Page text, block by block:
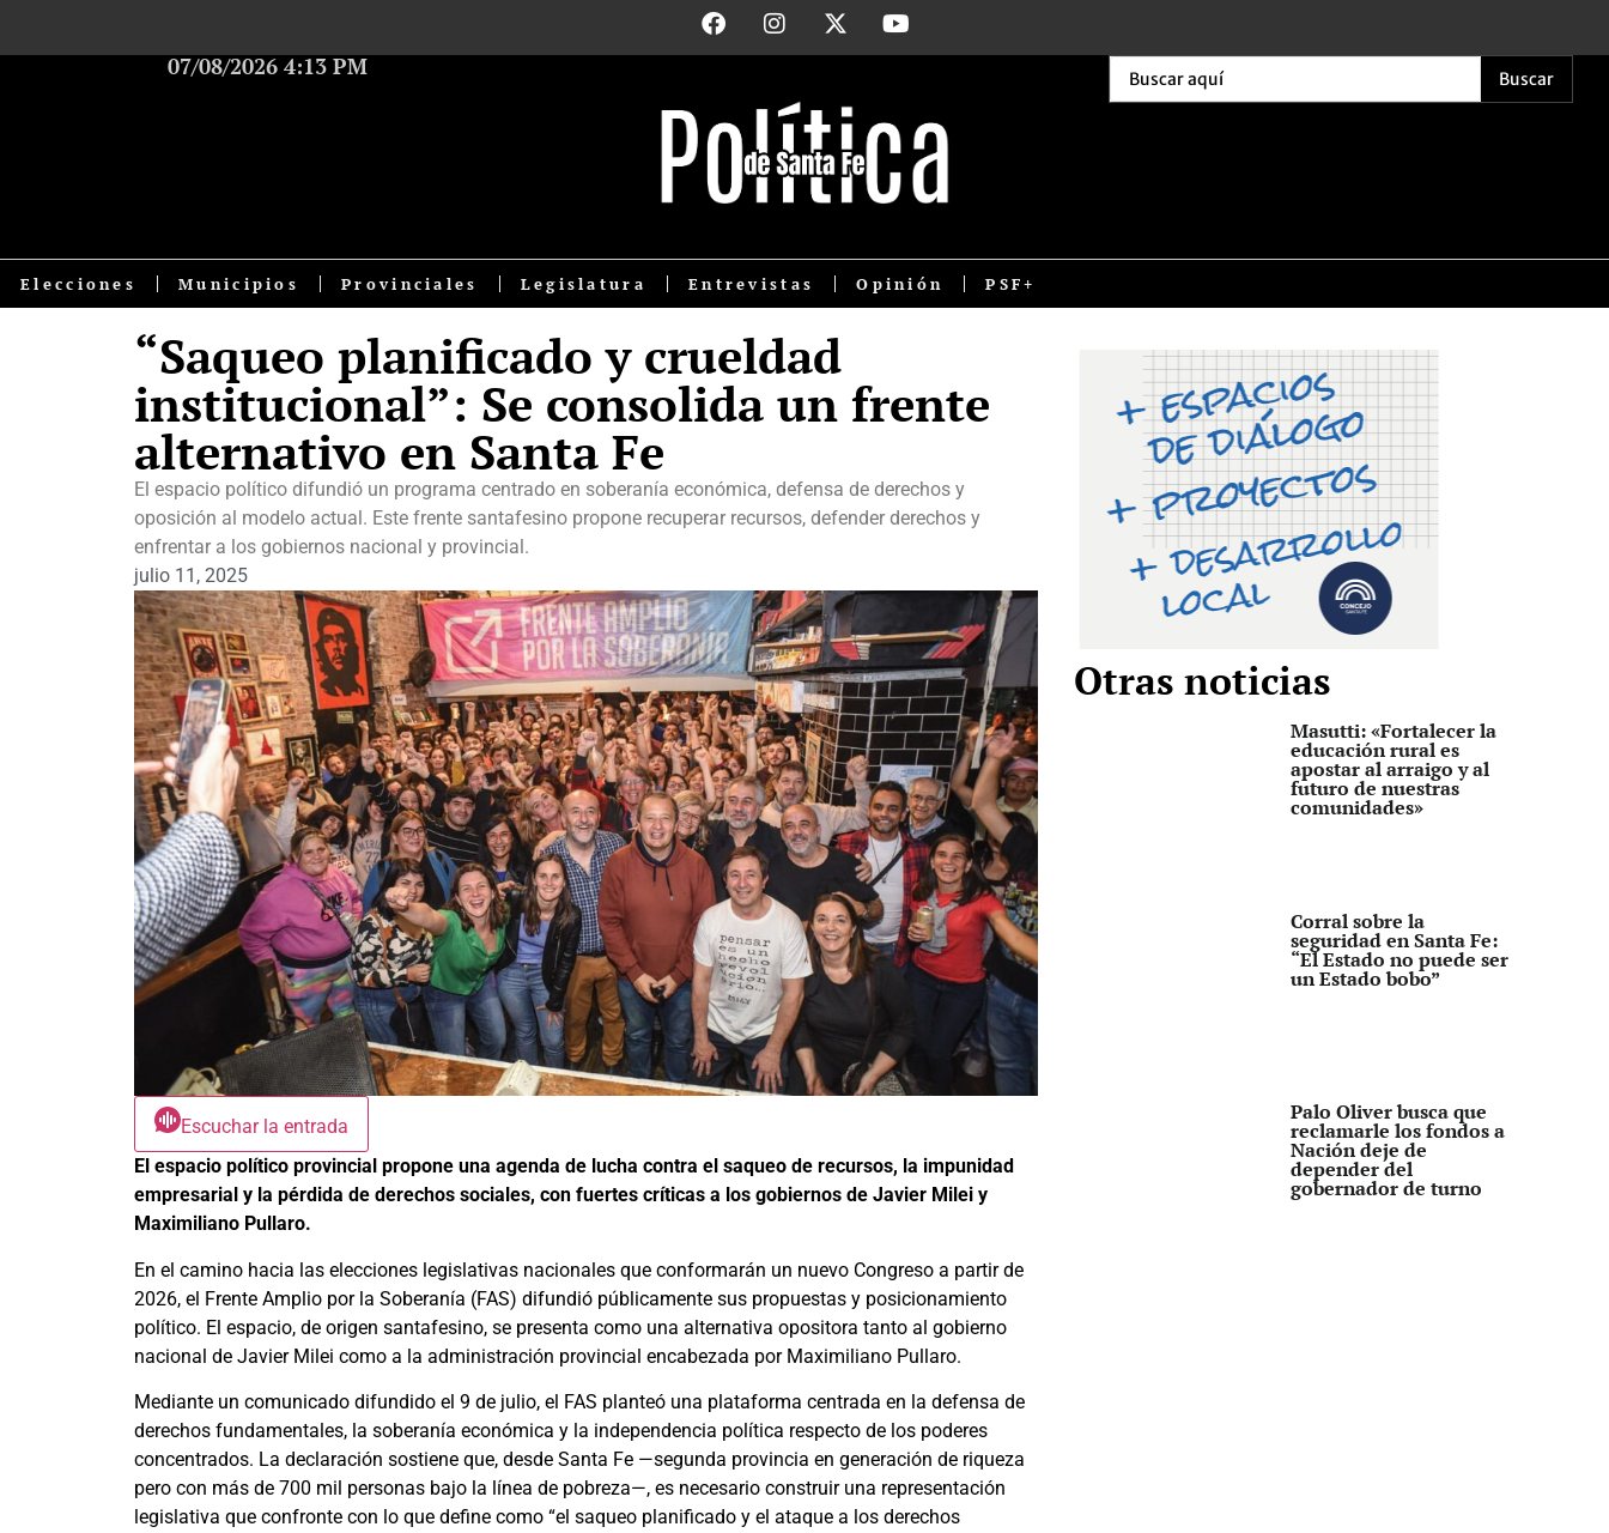
07/08/2026 4:13 PM Buscar
Elecciones Municipios Provinciales Legislatura Entrevistas Opinión PSF+
“Saqueo planificado y crueldad
institucional”: Se consolida un frente
alternativo en Santa Fe
El espacio político difundió un programa centrado en soberanía económica, defensa de derechos y
oposición al modelo actual. Este frente santafesino propone recuperar recursos, defender derechos y
enfrentar a los gobiernos nacional y provincial.
julio 11, 2025
Escuchar la entrada
El espacio político provincial propone una agenda de lucha contra el saqueo de recursos, la impunidad
empresarial y la pérdida de derechos sociales, con fuertes críticas a los gobiernos de Javier Milei y
Maximiliano Pullaro.
En el camino hacia las elecciones legislativas nacionales que conformarán un nuevo Congreso a partir de
2026, el Frente Amplio por la Soberanía (FAS) difundió públicamente sus propuestas y posicionamiento
político. El espacio, de origen santafesino, se presenta como una alternativa opositora tanto al gobierno
nacional de Javier Milei como a la administración provincial encabezada por Maximiliano Pullaro.
Mediante un comunicado difundido el 9 de julio, el FAS planteó una plataforma centrada en la defensa de
derechos fundamentales, la soberanía económica y la independencia política respecto de los poderes
concentrados. La declaración sostiene que, desde Santa Fe —segunda provincia en generación de riqueza
pero con más de 700 mil personas bajo la línea de pobreza—, es necesario construir una representación
legislativa que confronte con lo que define como “el saqueo planificado y el ataque a los derechos
Otras noticias
Masutti: «Fortalecer la
educación rural es
apostar al arraigo y al
futuro de nuestras
comunidades»
Corral sobre la
seguridad en Santa Fe:
“El Estado no puede ser
un Estado bobo”
Palo Oliver busca que
reclamarle los fondos a
Nación deje de
depender del
gobernador de turno